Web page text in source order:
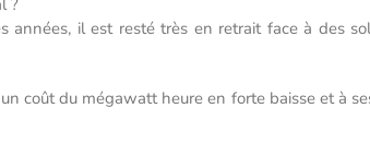
?
années, il est resté très en retrait face à des
coût du mégawatt heure en forte baisse et à